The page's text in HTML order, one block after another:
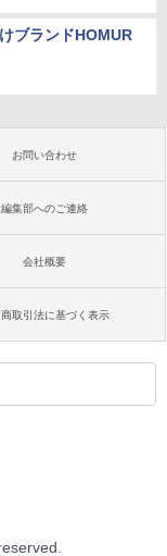
ブランドHOMUR
お問い合わせ
編集部へのご連絡
会社概要
取引法に基づく表示